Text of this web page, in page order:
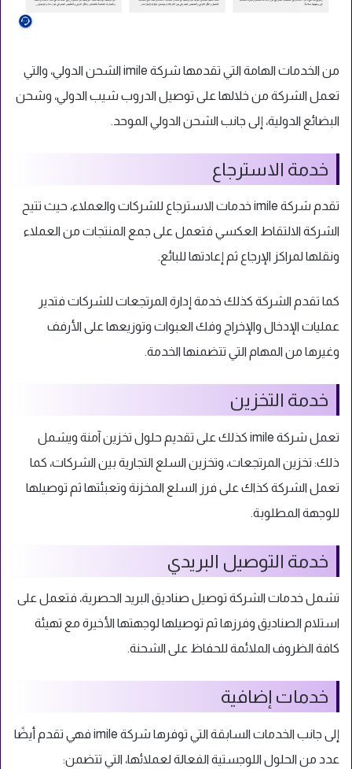
من الخدمات الهامة التي تقدمها شركة imile الشحن الدولي، والتي
تعمل الشركة من خلالها على توصيل الدروب شيب الدولي، وشحن
البضائع الدولية، إلى جانب الشحن الدولي الموحد.
خدمة الاسترجاع
تقدم شركة imile خدمات الاسترجاع للشركات والعملاء، حيث تتيح
الشركة الالتقاط العكسي فتعمل على جمع المنتجات من العملاء
ونقلها لمراكز الإرجاع ثم إعادتها للبائع.
كما تقدم الشركة كذلك خدمة إدارة المرتجعات للشركات فتدير
عمليات الإدخال والإخراج وفك العبوات وتوزيعها على الأرفف
وغيرها من المهام التي تتضمنها الخدمة.
خدمة التخزين
تعمل شركة imile كذلك على تقديم حلول تخزين آمنة ويشمل
ذلك: تخزين المرتجعات، وتخزين السلع التجارية بين الشركات، كما
تعمل الشركة كذاك على فرز السلع المخزنة وتعبئتها ثم توصيلها
للوجهة المطلوبة.
خدمة التوصيل البريدي
تشمل خدمات الشركة توصيل صناديق البريد الحصرية، فتعمل على
استلام الصناديق وفرزها ثم توصيلها لوجهتها الأخيرة مع تهيئة
كافة الظروف الملائمة للحفاظ على الشحنة.
خدمات إضافية
إلى جانب الخدمات السابقة التي توفرها شركة imile فهي تقدم أيضًا
عدد من الحلول اللوجستية الفعالة لعملائها، التي تتضمن: